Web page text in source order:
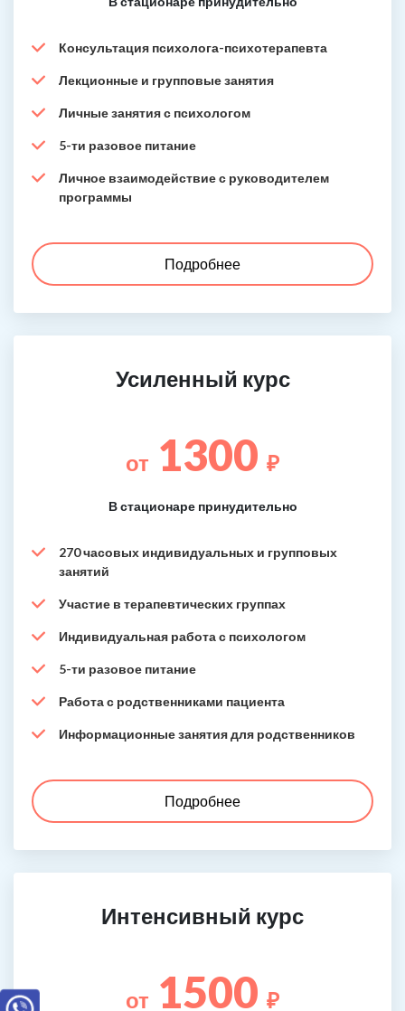
Консультация психолога-психотерапевта
Лекционные и групповые занятия
Личные занятия с психологом
5-ти разовое питание
Личное взаимодействие с руководителем
программы
Подробнее
Усиленный курс
от 1300 ₽
В стационаре принудительно
270 часовых индивидуальных и групповых
занятий
Участие в терапевтических группах
Индивидуальная работа с психологом
5-ти разовое питание
Работа с родственниками пациента
Информационные занятия для родственников
Подробнее
Интенсивный курс
от 1500 ₽